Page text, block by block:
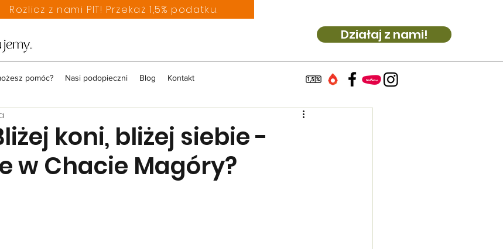
Rozlicz z nami PIT! Przekaż 1,5% podatku.
Działaj z nami!
pomóc? Nasi podopieczni Blog Kontakt
koni, bliżej siebie -
w Chacie Magóry?